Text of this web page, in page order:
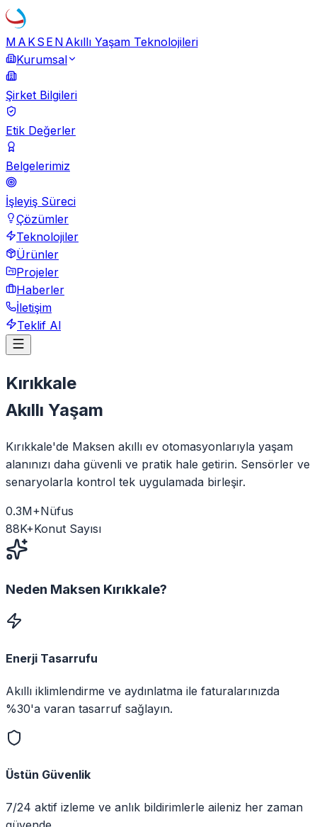
MAKSEN Akıllı Yaşam Teknolojileri
Kurumsal
Şirket Bilgileri
Etik Değerler
Belgelerimiz
İşleyiş Süreci
Çözümler
Teknolojiler
Ürünler
Projeler
Haberler
İletişim
Teklif Al
Kırıkkale
Akıllı Yaşam
Kırıkkale'de Maksen akıllı ev otomasyonlarıyla yaşam
alanınızı daha güvenli ve pratik hale getirin. Sensörler ve
senaryolarla kontrol tek uygulamada birleşir.
0.3M+Nüfus
88K+Konut Sayısı
Neden Maksen Kırıkkale?
Enerji Tasarrufu
Akıllı iklimlendirme ve aydınlatma ile faturalarınızda
%30'a varan tasarruf sağlayın.
Üstün Güvenlik
7/24 aktif izleme ve anlık bildirimlerle aileniz her zaman